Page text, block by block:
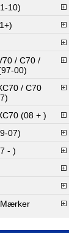
10)
/ C70 /
00)
/ C70
(08 + )
07)
- )